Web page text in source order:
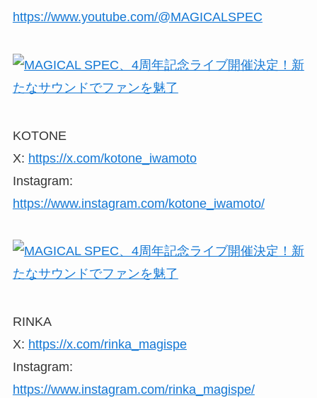
https://www.youtube.com/@MAGICALSPEC
KOTONE
X: https://x.com/kotone_iwamoto
Instagram:
https://www.instagram.com/kotone_iwamoto/
RINKA
X: https://x.com/rinka_magispe
Instagram:
https://www.instagram.com/rinka_magispe/